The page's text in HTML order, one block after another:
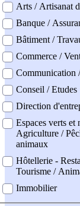
Arts / Artisanat
Banque /
Bâtiment /
Commerce /
Communication
Conseil / Etudes
Direction
Espaces verts et
Agriculture /
animaux
Hôtellerie -
Tourisme /
Immobilier